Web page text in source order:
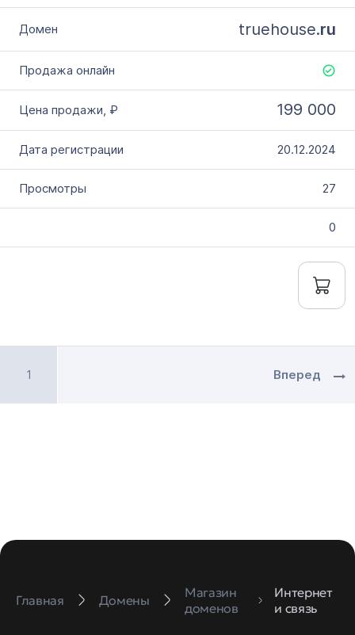
truehouse.ru
199 000
20.12.2024
27
0
1 Вперед
Главная Домены
Магазин
доменов
Интернет
и связь